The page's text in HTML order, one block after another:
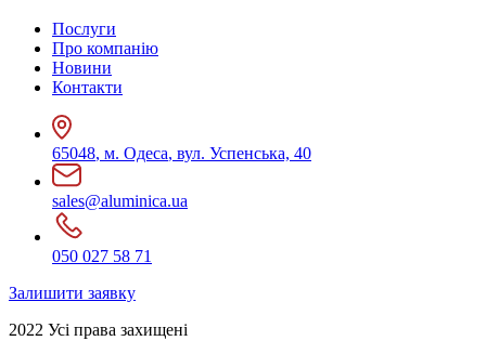
Послуги
Про компанію
Новини
Контакти
65048, м. Одеса, вул. Успенська, 40
sales@aluminica.ua
050 027 58 71
Залишити заявку
2022 Усі права захищені